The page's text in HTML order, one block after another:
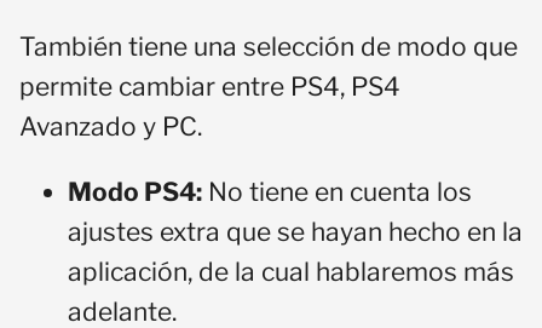
También tiene una selección de modo que
permite cambiar entre PS4, PS4
Avanzado y PC.
Modo PS4: No tiene en cuenta los
ajustes extra que se hayan hecho en la
aplicación, de la cual hablaremos más
adelante.